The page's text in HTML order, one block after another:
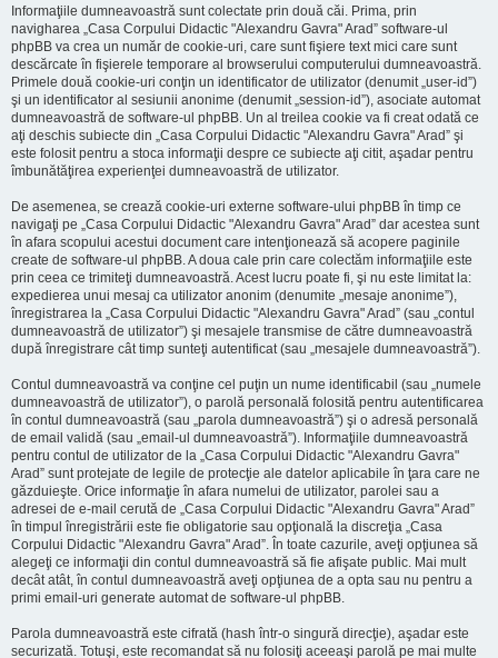
Informaţiile dumneavoastră sunt colectate prin două căi. Prima, prin
navigharea „Casa Corpului Didactic "Alexandru Gavra" Arad” software-ul
phpBB va crea un număr de cookie-uri, care sunt fişiere text mici care sunt
descărcate în fişierele temporare al browserului computerului dumneavoastră.
Primele două cookie-uri conţin un identificator de utilizator (denumit „user-id”)
şi un identificator al sesiunii anonime (denumit „session-id”), asociate automat
dumneavoastră de software-ul phpBB. Un al treilea cookie va fi creat odată ce
aţi deschis subiecte din „Casa Corpului Didactic "Alexandru Gavra" Arad” şi
este folosit pentru a stoca informaţii despre ce subiecte aţi citit, aşadar pentru
îmbunătăţirea experienţei dumneavoastră de utilizator.
De asemenea, se crează cookie-uri externe software-ului phpBB în timp ce
navigaţi pe „Casa Corpului Didactic "Alexandru Gavra" Arad” dar acestea sunt
în afara scopului acestui document care intenţionează să acopere paginile
create de software-ul phpBB. A doua cale prin care colectăm informaţiile este
prin ceea ce trimiteţi dumneavoastră. Acest lucru poate fi, şi nu este limitat la:
expedierea unui mesaj ca utilizator anonim (denumite „mesaje anonime”),
înregistrarea la „Casa Corpului Didactic "Alexandru Gavra" Arad” (sau „contul
dumneavoastră de utilizator”) şi mesajele transmise de către dumneavoastră
după înregistrare cât timp sunteţi autentificat (sau „mesajele dumneavoastră”).
Contul dumneavoastră va conţine cel puţin un nume identificabil (sau „numele
dumneavoastră de utilizator”), o parolă personală folosită pentru autentificarea
în contul dumneavoastră (sau „parola dumneavoastră”) şi o adresă personală
de email validă (sau „email-ul dumneavoastră”). Informaţiile dumneavoastră
pentru contul de utilizator de la „Casa Corpului Didactic "Alexandru Gavra"
Arad” sunt protejate de legile de protecţie ale datelor aplicabile în ţara care ne
găzduieşte. Orice informaţie în afara numelui de utilizator, parolei sau a
adresei de e-mail cerută de „Casa Corpului Didactic "Alexandru Gavra" Arad”
în timpul înregistrării este fie obligatorie sau opţională la discreţia „Casa
Corpului Didactic "Alexandru Gavra" Arad”. În toate cazurile, aveţi opţiunea să
alegeţi ce informaţii din contul dumneavoastră să fie afişate public. Mai mult
decât atât, în contul dumneavoastră aveţi opţiunea de a opta sau nu pentru a
primi email-uri generate automat de software-ul phpBB.
Parola dumneavoastră este cifrată (hash într-o singură direcţie), aşadar este
securizată. Totuşi, este recomandat să nu folosiţi aceeaşi parolă pe mai multe